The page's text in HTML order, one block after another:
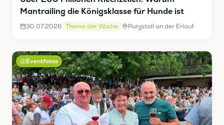
Mantrailing die Königsklasse für Hunde ist
30.07.2026 Thema der Woche Purgstall an der Erlauf
Eventfotos